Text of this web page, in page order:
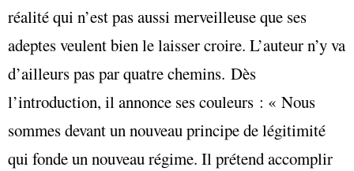
réalité qui n’est pas aussi merveilleuse que ses
adeptes veulent bien le laisser croire. L’auteur n’y va
d’ailleurs pas par quatre chemins. Dès
l’introduction, il annonce ses couleurs : « Nous
sommes devant un nouveau principe de légitimité
qui fonde un nouveau régime. Il prétend accomplir